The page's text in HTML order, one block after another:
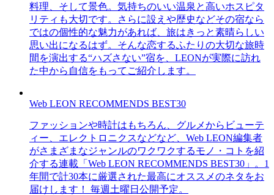
料理、そして景色。気持ちのいい温泉と高いホスピタ
リティも大切です。さらに設えや歴史などその宿なら
ではの個性的な魅力があれば、旅はきっと素晴らしい
思い出になるはず。そんな恋するふたりの大切な旅時
間を演出する“ハズさない”宿を、LEONが実際に訪れ
た中から自信をもってご紹介します。
Web LEON RECOMMENDS BEST30
ファッションや時計はもちろん、グルメからビューテ
ィー、エレクトロニクスなどなど、Web LEON編集者
がさまざまなジャンルのワクワクするモノ・コトを紹
介する連載「Web LEON RECOMMENDS BEST30」。1
年間で計30本に厳選された最高にオススメのネタをお
届けします！ 毎週土曜日公開予定。